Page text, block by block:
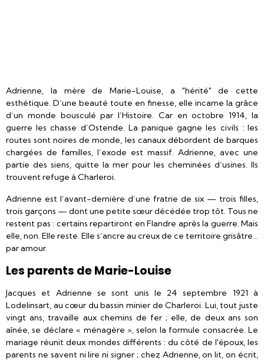
Adrienne, la mère de Marie-Louise, a "hérité" de cette
esthétique. D’une beauté toute en finesse, elle incarne la grâce
d’un monde bousculé par l’Histoire. Car en octobre 1914, la
guerre les chasse d’Ostende. La panique gagne les civils : les
routes sont noires de monde, les canaux débordent de barques
chargées de familles, l’exode est massif. Adrienne, avec une
partie des siens, quitte la mer pour les cheminées d’usines. Ils
trouvent refuge à Charleroi.
Adrienne est l’avant-dernière d’une fratrie de six — trois filles,
trois garçons — dont une petite sœur décédée trop tôt. Tous ne
restent pas : certains repartiront en Flandre après la guerre. Mais
elle, non. Elle reste. Elle s’ancre au creux de ce territoire grisâtre…
par amour.
Les parents de Marie-Louise
Jacques et Adrienne se sont unis le 24 septembre 1921 à
Lodelinsart, au cœur du bassin minier de Charleroi. Lui, tout juste
vingt ans, travaille aux chemins de fer ; elle, de deux ans son
aînée, se déclare « ménagère », selon la formule consacrée. Le
mariage réunit deux mondes différents : du côté de l'époux, les
parents ne savent ni lire ni signer ; chez Adrienne, on lit, on écrit,